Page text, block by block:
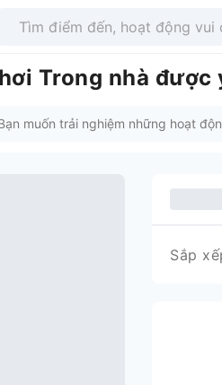
Trong nhà được
Sắp